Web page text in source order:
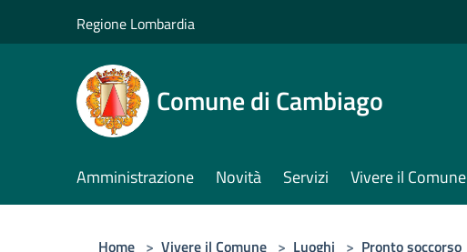
Regione Lombardia
Comune di Cambiago
Amministrazione Novità Servizi Vivere il Comune
Home > Vivere il Comune > Luoghi > Pronto soccorso